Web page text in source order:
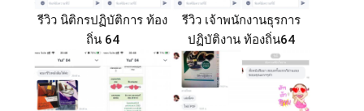
รีวิว นิติกรปฏิบัติการ ท้อง
ถิ่น 64
รีวิว เจ้าพนักงานธุรการ
ปฏิบัติงาน ท้องถิ่น64